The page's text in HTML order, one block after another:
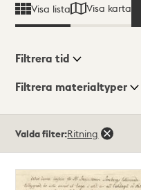
Visa lista Visa karta
Visningsläge
Filtrera tid
Filtrera materialtyper
träffar
Valda filter:Ritning